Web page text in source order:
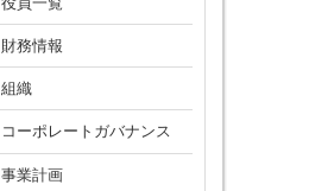
財務情報
組織
コーポレートガバナンス
事業計画